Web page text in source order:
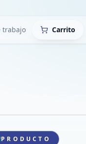
trabajo Carrito
PRODUCTO